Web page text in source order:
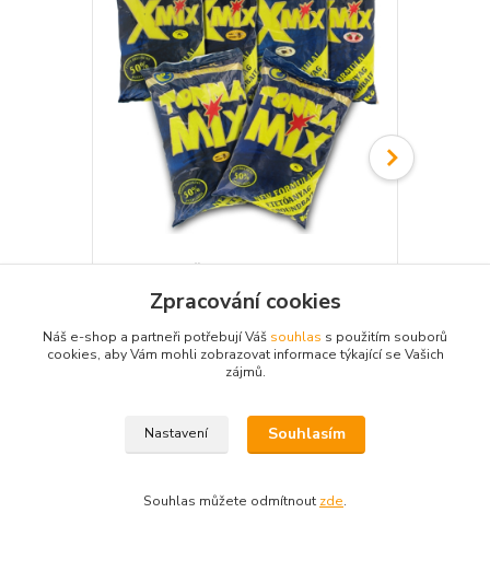
Krmítková směs Cukk 1 kg
70 Kč/ks Skladem
Přidat do košíku
Krmítková
Krmení a vnadidla
Zpracování cookies
Náš e-shop a partneři potřebují Váš souhlas s použitím souborů
cookies, aby Vám mohli zobrazovat informace týkající se Vašich
zájmů.
Nastavení Souhlasím
Souhlas můžete odmítnout zde.